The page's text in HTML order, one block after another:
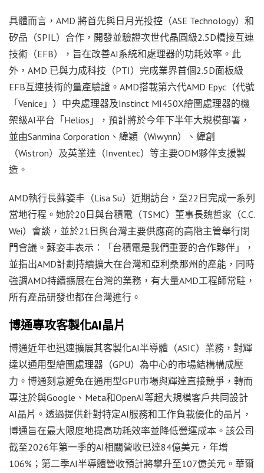
具體而言，AMD 將首先與日月光投控（ASE Technology）和
矽品（SPIL）合作，開發並驗證次世代晶圓級2.5D橋接互連
技術（EFB），旨在改善AI系統和處理器的功耗效率。此
外，AMD 已與力成科技（PTI）完成業界首個2.5D面板級
EFB互連技術的量產驗證。AMD搭載第六代AMD Epyc（代號
「Venice」）中央處理器及Instinct MI450X繪圖處理器的機
架級AI平台「Helios」，預計將於今年下半年大規模部署，
並由Sanmina Corporation、緯穎（Wiwynn）、緯創
（Wistron）及英業達（Inventec）等主要ODM夥伴支援製
造。
AMD執行長蘇姿丰（Lisa Su）近期訪台，至22日完成一系列
當地行程。她於20日與台積電（TSMC）董事長魏哲家（C.C.
Wei）會談，並於21日與台灣主要供應商的高階主管舉行閉
門會議。蘇姿丰表示：「台積電是我們重要的合作夥伴」，
並指出AMD計劃持續擴大在台灣和亞利桑那州的產能，同時
強調AMD持續擴展在台灣的業務，有大量AMD工程師常駐，
所有產品研發也都在台灣進行。
博通專攻客製化AI晶片
博通近年也迅速擴展其客製化AI半導體（ASIC）業務，對輝
達以通用型繪圖處理器（GPU）為中心的市場結構構成壓
力。博通刻意避免在通用型GPU市場與輝達直接競爭，轉而
專注於與Google、Meta和OpenAI等超大規模客戶共同設計
AI晶片。透過提供針對特定AI服務和工作負載優化的晶片，
博通旨在最大限度地提高功耗效率並降低營運成本。該公司
截至2026年第一季的AI相關營收已達84億美元，年增
106%；第二季AI半導體營收預計將攀升至107億美元。華爾